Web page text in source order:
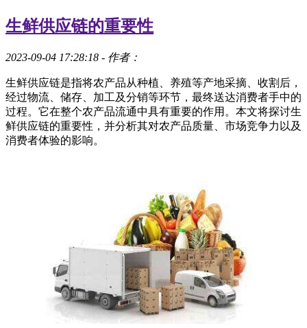
生鲜供应链的重要性
2023-09-04 17:28:18 - 作者：
生鲜供应链是指将农产品从种植、养殖等产地采摘、收割后，
经过物流、储存、加工及分销等环节，最终送达消费者手中的
过程。它在整个农产品流通中具有重要的作用。本文将探讨生
鲜供应链的重要性，并分析其对农产品质量、市场竞争力以及
消费者体验的影响。